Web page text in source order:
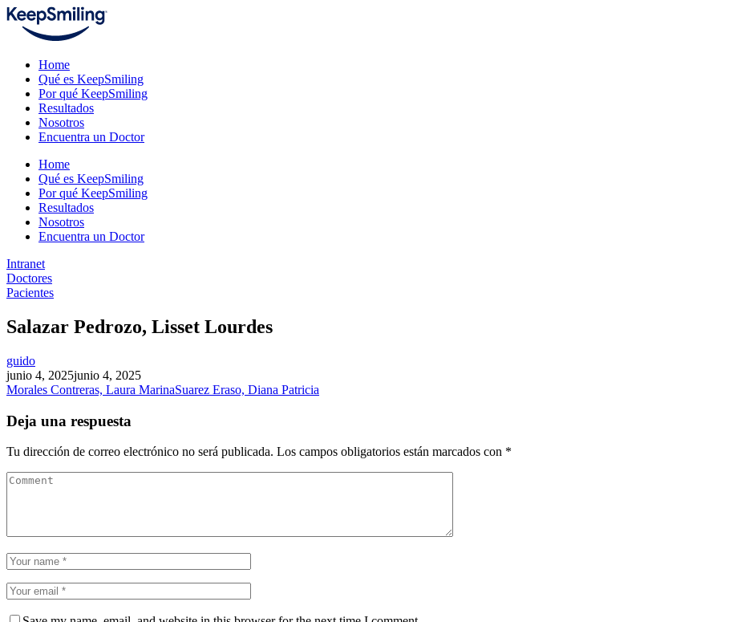
Home
Qué es KeepSmiling
Por qué KeepSmiling
Resultados
Nosotros
Encuentra un Doctor
Home
Qué es KeepSmiling
Por qué KeepSmiling
Resultados
Nosotros
Encuentra un Doctor
Intranet
Doctores
Pacientes
Salazar Pedrozo, Lisset Lourdes
guido
junio 4, 2025junio 4, 2025
Morales Contreras, Laura MarinaSuarez Eraso, Diana Patricia
Deja una respuesta
Tu dirección de correo electrónico no será publicada. Los campos obligatorios están marcados con *